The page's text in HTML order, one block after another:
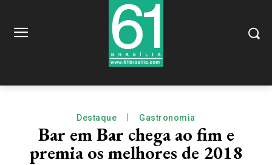
Destaque Gastronomia
Bar em Bar chega ao fim e
premia os melhores de 2018